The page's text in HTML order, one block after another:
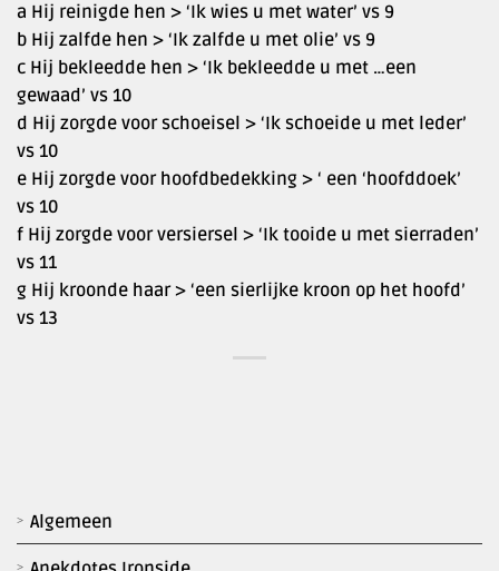
Algemeen
a Hij reinigde hen > ‘Ik wies u met water’ vs 9
b Hij zalfde hen > ‘Ik zalfde u met olie’ vs 9
c Hij bekleedde hen > ‘Ik bekleedde u met …een
gewaad’ vs 10
d Hij zorgde voor schoeisel > ‘Ik schoeide u met leder’
vs 10
e Hij zorgde voor hoofdbedekking > ‘ een ‘hoofddoek’
vs 10
f Hij zorgde voor versiersel > ‘Ik tooide u met sierraden’
vs 11
g Hij kroonde haar > ‘een sierlijke kroon op het hoofd’
vs 13